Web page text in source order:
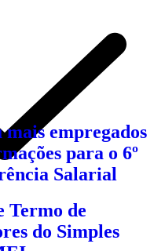
mais empregados
para o 6º
Salarial
Termo de
do Simples